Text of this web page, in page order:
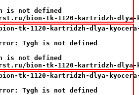
is not defined
bion-tk-1120-kartridzh-
tk-1120-kartridzh-dlya-kyocera-
Tygh is not defined
is not defined
bion-tk-1120-kartridzh-
tk-1120-kartridzh-dlya-kyocera-
Tygh is not defined